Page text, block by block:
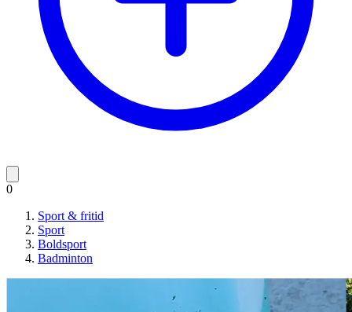
0
Sport & fritid
Sport
Boldsport
Badminton